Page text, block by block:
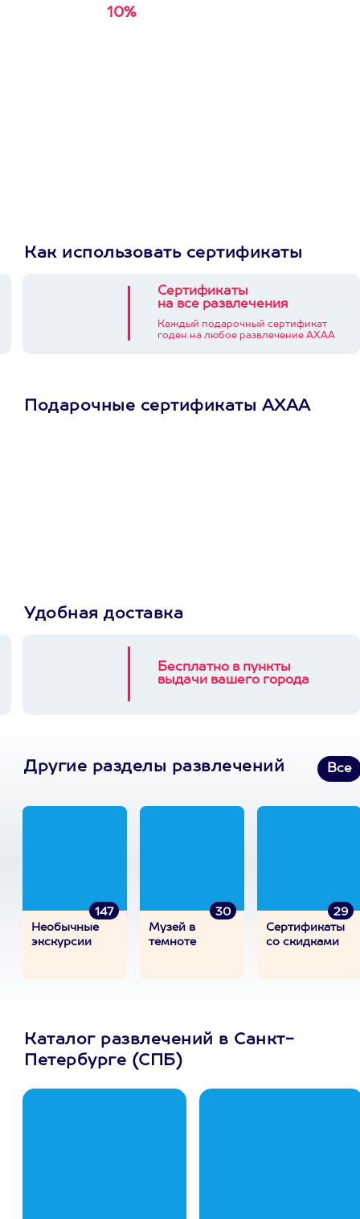
10%
Как использовать сертификаты
Сертификаты
на все развлечения
Каждый подарочный сертификат
годен на любое развлечение АХАА
Подарочные сертификаты АХАА
Удобная доставка
Бесплатно в пункты
выдачи вашего города
Другие разделы развлечений Все
147
Необычные
экскурсии
30
Музей в
темноте
29
Сертификаты
со скидками
Каталог развлечений в Санкт-
Петербурге (СПБ)